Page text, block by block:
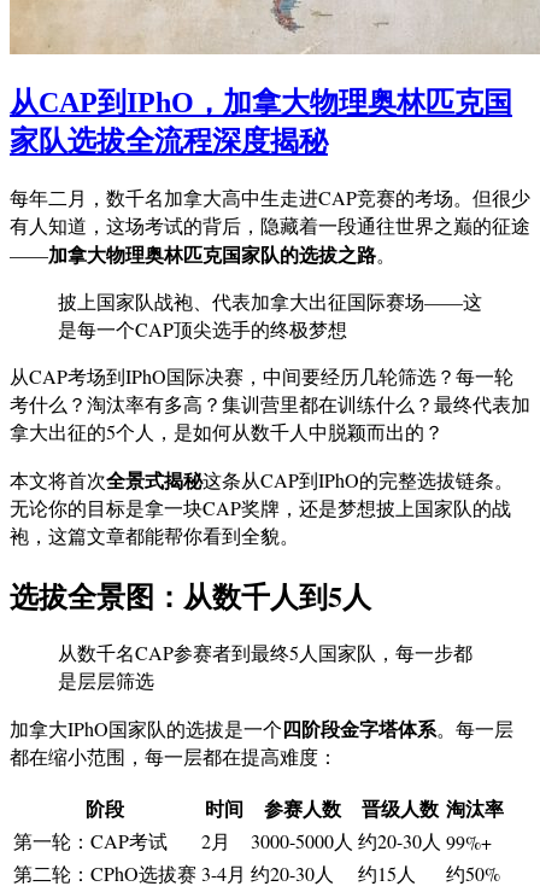
从CAP到IPhO，加拿大物理奥林匹克国
家队选拔全流程深度揭秘
每年二月，数千名加拿大高中生走进CAP竞赛的考场。但很少
有人知道，这场考试的背后，隐藏着一段通往世界之巅的征途
——加拿大物理奥林匹克国家队的选拔之路。
披上国家队战袍、代表加拿大出征国际赛场——这
是每一个CAP顶尖选手的终极梦想
从CAP考场到IPhO国际决赛，中间要经历几轮筛选？每一轮
考什么？淘汰率有多高？集训营里都在训练什么？最终代表加
拿大出征的5个人，是如何从数千人中脱颖而出的？
本文将首次全景式揭秘这条从CAP到IPhO的完整选拔链条。
无论你的目标是拿一块CAP奖牌，还是梦想披上国家队的战
袍，这篇文章都能帮你看到全貌。
选拔全景图：从数千人到5人
从数千名CAP参赛者到最终5人国家队，每一步都
是层层筛选
加拿大IPhO国家队的选拔是一个四阶段金字塔体系。每一层
都在缩小范围，每一层都在提高难度：
阶段 时间 参赛人数 晋级人数 淘汰率
第一轮：CAP考试 2月 3000-5000人 约20-30人 99%+
第二轮：CPhO选拔赛 3-4月 约20-30人 约15人
约50%